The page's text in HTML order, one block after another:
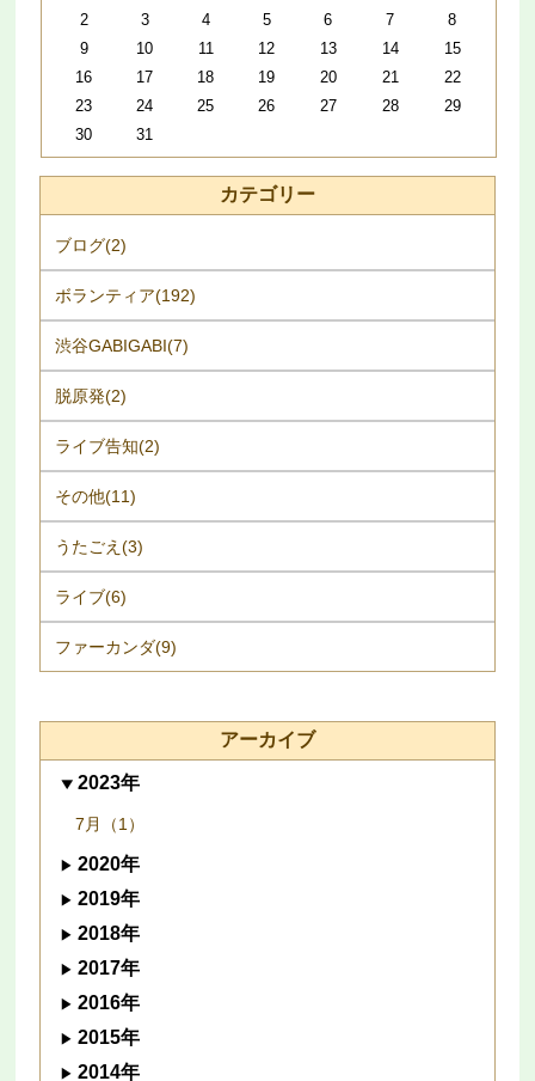
2
3 4 5 6 7
8
9
10 11 12 13 14
15
16
17 18 19 20 21
22
23
24 25 26 27 28
29
30
31
カテゴリー
ブログ(2)
ボランティア(192)
渋谷GABIGABI(7)
脱原発(2)
ライブ告知(2)
その他(11)
うたごえ(3)
ライブ(6)
ファーカンダ(9)
アーカイブ
2023年
7月（1）
2020年
2019年
2018年
2017年
2016年
2015年
2014年